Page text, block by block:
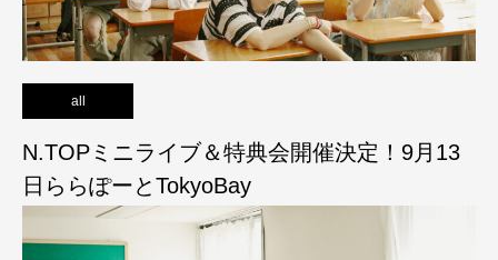
all
N.TOPミニライブ＆特典会開催決定！9月13
日ららぽーとTokyoBay